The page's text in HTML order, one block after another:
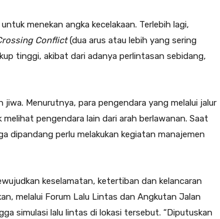
menekan angka kecelakaan. Terlebih lagi,
Conflict(dua arus atau lebih yang sering
tinggi, akibat dari adanya perlintasan sebidang,
jiwa. Menurutnya, para pengendara yang melalui jalur
pengendara lain dari arah berlawanan. Saat
dipandang perlu melakukan kegiatan manajemen
keselamatan, ketertiban dan kelancaran
melalui Forum Lalu Lintas dan Angkutan Jalan
simulasi lalu lintas di lokasi tersebut. “Diputuskan